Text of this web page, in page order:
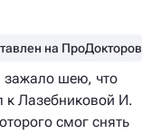
на ПроДокторов
зажало шею, что
к Лазебниковой И.
смог снять